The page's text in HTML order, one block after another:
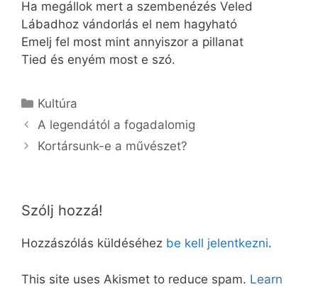
Ha megállok mert a szembenézés Veled
Lábadhoz vándorlás el nem hagyható
Emelj fel most mint annyiszor a pillanat
Tied és enyém most e szó.
Kategória
Kultúra
A legendától a fogadalomig
Kortársunk-e a művészet?
Szólj hozzá!
Hozzászólás küldéséhez be kell jelentkezni.
This site uses Akismet to reduce spam. Learn